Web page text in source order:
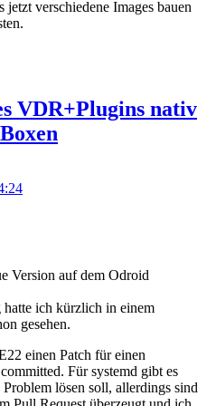
jetzt verschiedene Images bauen
VDR+Plugins nativ
Version auf dem Odroid
ich kürzlich in einem
gesehen.
einen Patch für einen
Für systemd gibt es
lösen soll, allerdings sind